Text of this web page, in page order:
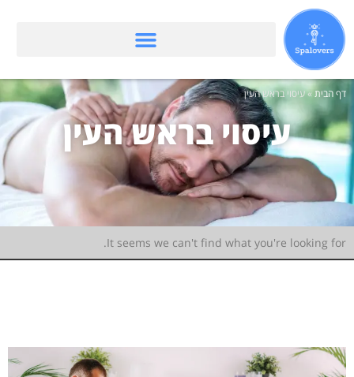
דף הבית»עיסוי בראש העין
עיסוי בראש העין
It seems we can't find what you're looking for.